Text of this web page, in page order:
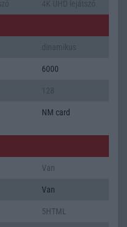
6000
NM card
Van
Van
5HTML